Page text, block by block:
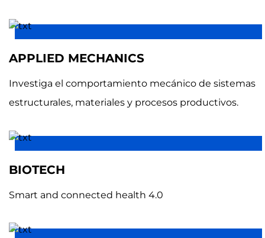
APPLIED MECHANICS
Investiga el comportamiento mecánico de sistemas
estructurales, materiales y procesos productivos.
BIOTECH
Smart and connected health 4.0